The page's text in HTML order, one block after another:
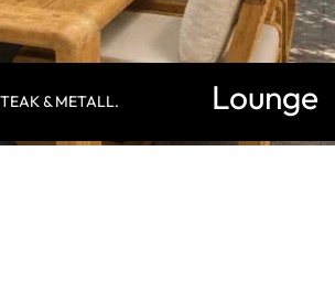
& METALL. Lounge